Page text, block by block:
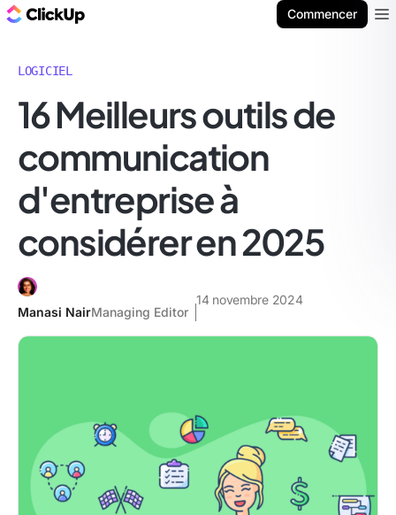
Commencer
LOGICIEL
16 Meilleurs outils de
communication
d'entreprise à
considérer en 2025
Manasi NairManaging Editor
14 novembre 2024